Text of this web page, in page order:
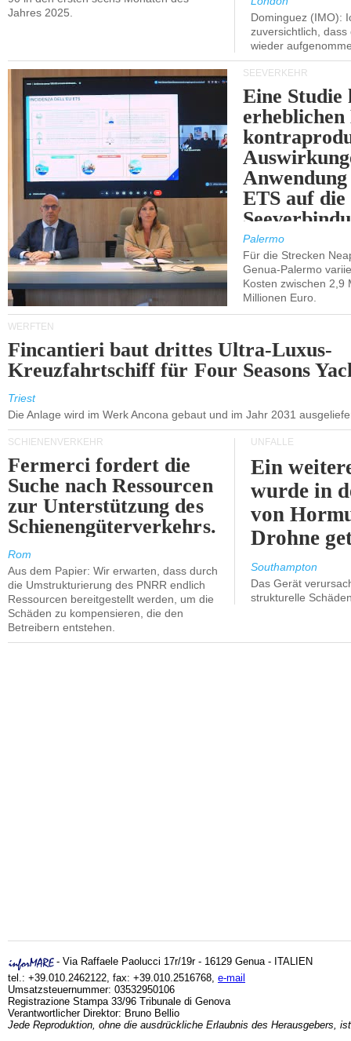
Jahres 2025.
Dominguez (IMO):
zuversichtlich,
wieder
SEEVERKEHR
Eine Studie
ETS auf die
Palermo
Für die Strecken
Genua-Palermo
Kosten zwischen 2,9
Millionen Euro.
WERFTEN
Fincantieri baut drittes Ultra-Luxus-
Kreuzfahrtschiff für Four Seasons
Triest
Die Anlage wird im Werk Ancona gebaut und im Jahr 2031
SCHIENENVERKEHR
Fermerci fordert die
Suche nach Ressourcen
zur Unterstützung des
Schienengüterverkehrs.
Rom
Aus dem Papier: Wir erwarten, dass durch
die Umstrukturierung des PNRR endlich
Ressourcen bereitgestellt werden, um die
Schäden zu kompensieren, die den
Betreibern entstehen.
UNFÄLLE
Ein
wurde in
von
Drohne
Southampton
Das Gerät
strukturelle
- Via Raffaele Paolucci 17r/19r - 16129 Genua - ITALIEN
tel.: +39.010.2462122, fax: +39.010.2516768, e-mail
Umsatzsteuernummer: 03532950106
Registrazione Stampa 33/96 Tribunale di Genova
Verantwortlicher Direktor: Bruno Bellio
Jede Reproduktion, ohne die ausdrückliche Erlaubnis des Herausgebers,